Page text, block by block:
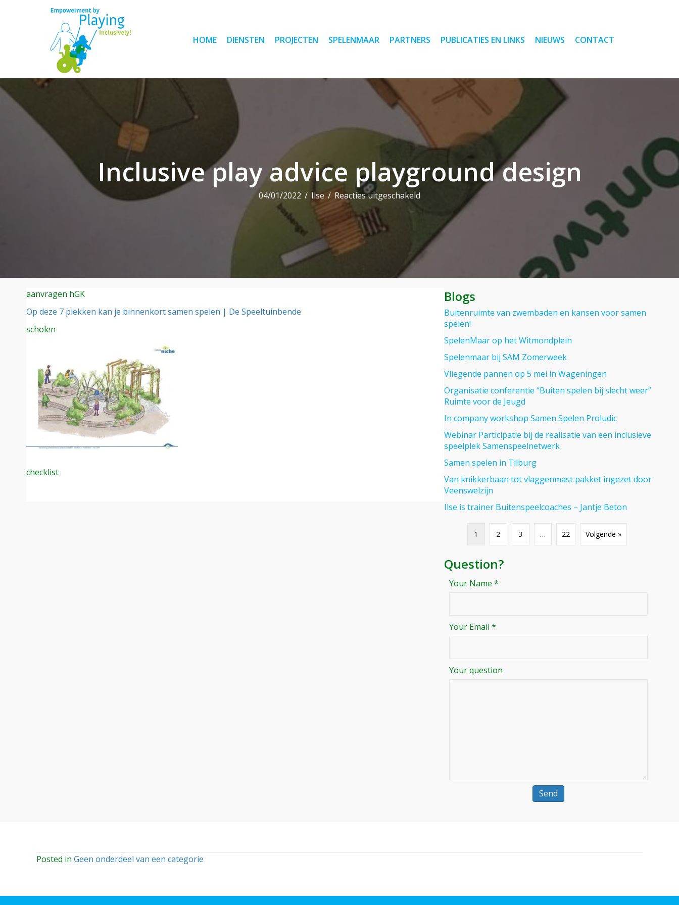
HOME DIENSTEN PROJECTEN SPELENMAAR PARTNERS PUBLICATIES EN LINKS NIEUWS CONTACT
Inclusive play advice playground design
04/01/2022 / Ilse/ Reacties uitgeschakeld
advice
playground
design
aanvragen hGK
Op deze 7 plekken kan je binnenkort samen spelen | De Speeltuinbende
scholen
checklist
Blogs
Buitenruimte van zwembaden en kansen voor samen
spelen!
SpelenMaar op het Witmondplein
Spelenmaar bij SAM Zomerweek
Vliegende pannen op 5 mei in Wageningen
Organisatie conferentie “Buiten spelen bij slecht weer”
Ruimte voor de Jeugd
In company workshop Samen Spelen Proludic
Webinar Participatie bij de realisatie van een inclusieve
speelplek Samenspeelnetwerk
Samen spelen in Tilburg
Van knikkerbaan tot vlaggenmast pakket ingezet door
Veenswelzijn
Ilse is trainer Buitenspeelcoaches – Jantje Beton
1 2 3 … 22 Volgende »
Question?
Your Name *
Your Email *
Your question
Posted in Geen onderdeel van een categorie